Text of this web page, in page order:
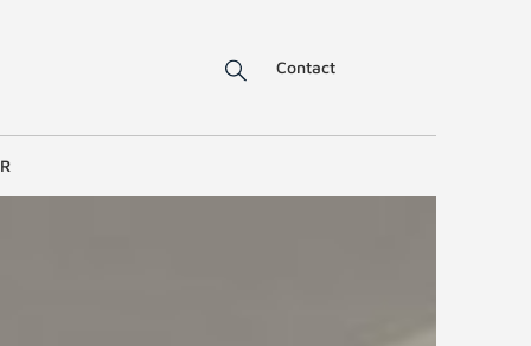
Contact